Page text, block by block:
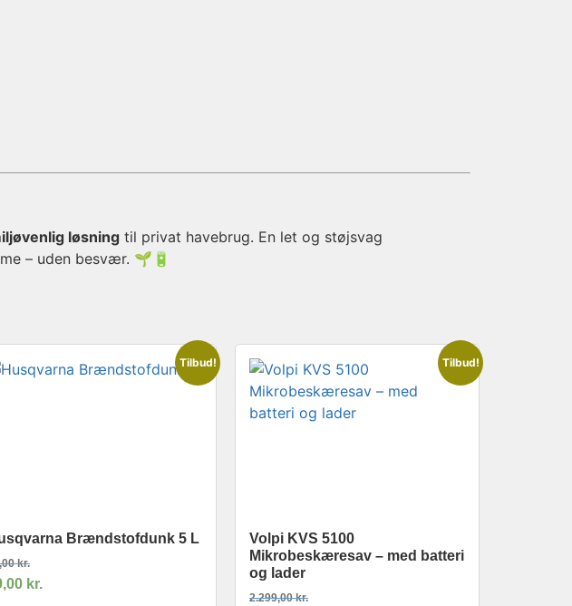
løsning til privat havebrug. En let og støjsvag
– uden besvær. 🌱🔋
Tilbud!
Brændstofdunk 5 L
kr.
kr.
Tilbud!
Volpi KVS 5100
Mikrobeskæresav – med batteri
og lader
2.299,00kr.